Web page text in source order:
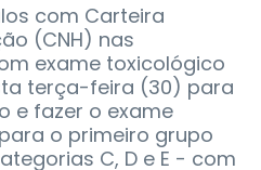
com Carteira
(CNH) nas
exame toxicológico
terça-feira (30) para
e fazer o exame
o primeiro grupo
C, D e E - com